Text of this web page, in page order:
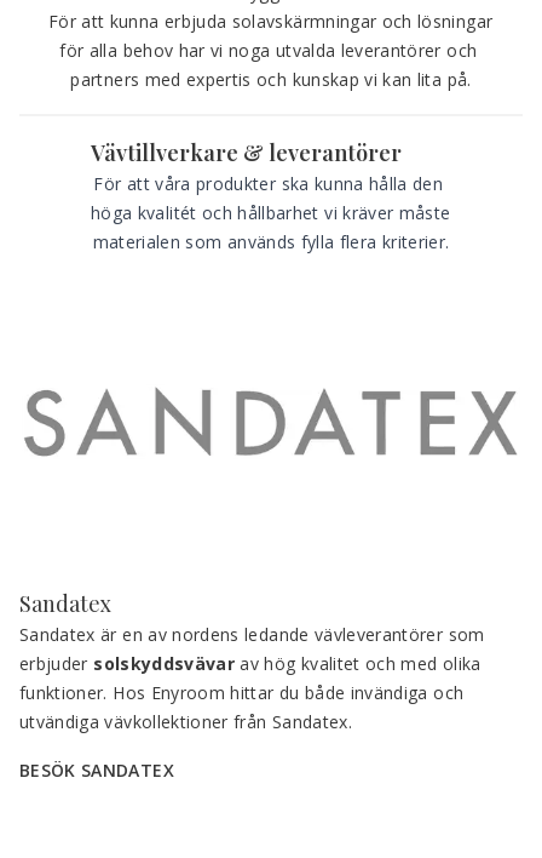
För att kunna erbjuda solavskärmningar och lösningar
för alla behov har vi noga utvalda leverantörer och
partners med expertis och kunskap vi kan lita på.
Vävtillverkare & leverantörer
För att våra produkter ska kunna hålla den
höga kvalitét och hållbarhet vi kräver måste
materialen som används fylla flera kriterier.
Sandatex
Sandatex är en av nordens ledande vävleverantörer som
erbjuder solskyddsvävar av hög kvalitet och med olika
funktioner. Hos Enyroom hittar du både invändiga och
utvändiga vävkollektioner från Sandatex.
BESÖK SANDATEX